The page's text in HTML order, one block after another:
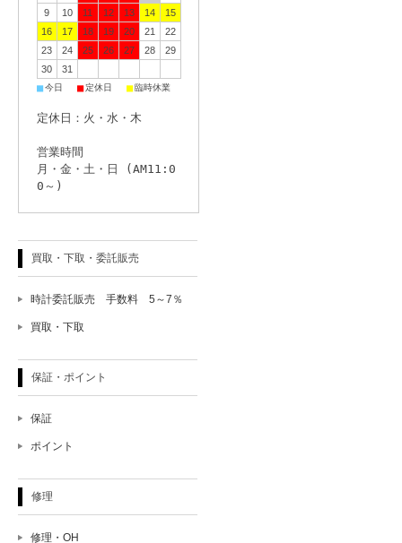
9
10 11 12 13 14
15
16
17 18 19 20 21
22
23
24 25 26 27 28
29
30
31
■今日 ■定休日 ■臨時休業
定休日：火・水・木
営業時間
月・金・土・日 (AM11:0
0～)
買取・下取・委託販売
時計委託販売 手数料 5～7％
買取・下取
保証・ポイント
保証
ポイント
修理
修理・OH